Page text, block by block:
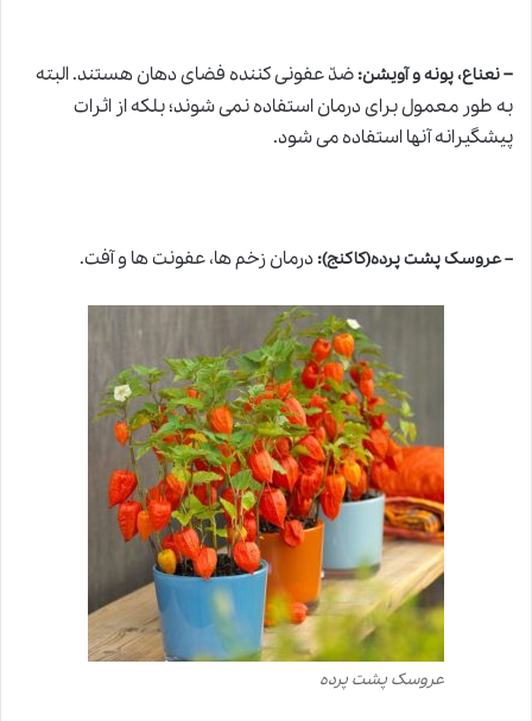
–نعناع، پونه و آویشن:ضدّ عفونی کننده فضای دهان هستند. البته
به طور معمول برای درمان استفاده نمی شوند؛ بلکه از اثرات
پیشگیرانه آنها استفاده می شود.
– عروسک پشت پرده(کاکنج):درمان زخم ها، عفونت ها و آفت.
عروسک پشت پرده